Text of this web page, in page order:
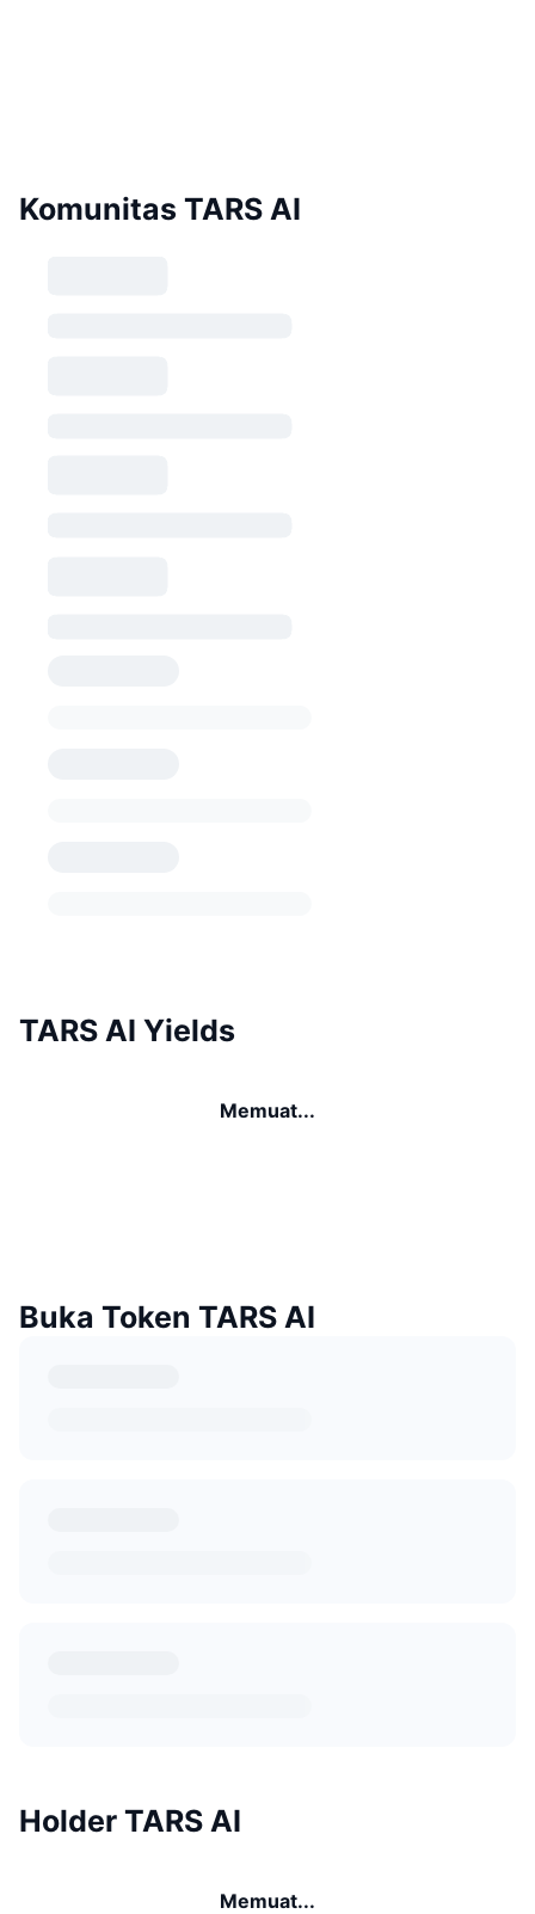
Komunitas TARS AI
TARS AI Yields
Memuat...
Buka Token TARS AI
Holder TARS AI
Memuat...